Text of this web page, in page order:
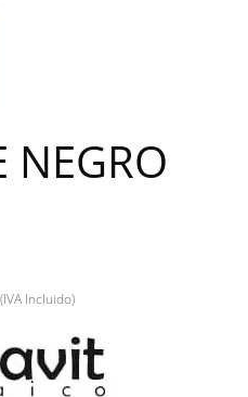
NEGRO
(IVA Incluido)